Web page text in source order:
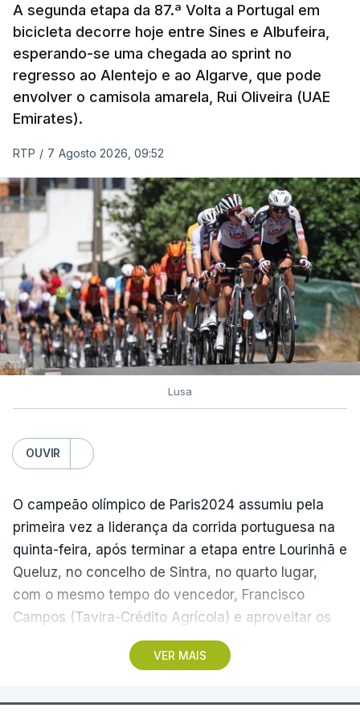
A segunda etapa da 87.ª Volta a Portugal em
bicicleta decorre hoje entre Sines e Albufeira,
esperando-se uma chegada ao sprint no
regresso ao Alentejo e ao Algarve, que pode
envolver o camisola amarela, Rui Oliveira (UAE
Emirates).
RTP / 7 Agosto 2026, 09:52
Lusa
OUVIR
VER MAIS
O campeão olímpico de Paris2024 assumiu pela
primeira vez a liderança da corrida portuguesa na
quinta-feira, após terminar a etapa entre Lourinhã e
Queluz, no concelho de Sintra, no quarto lugar,
com o mesmo tempo do vencedor, Francisco
Campos (Tavira-Crédito Agrícola) e aproveitar os
05.28 minutos perdidos pelo colega Julius
Johansen, vencedor do prólogo, para envergar a